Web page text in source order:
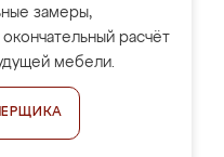
замеры,
расчёт
мебели.